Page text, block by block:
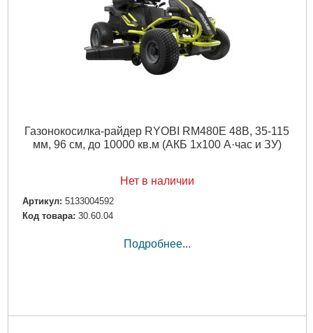
Газонокосилка-райдер RYOBI RM480E 48В, 35-115
мм, 96 см, до 10000 кв.м (АКБ 1х100 А·час и ЗУ)
Нет в наличии
Артикул: 5133004592
Код товара: 30.60.04
Подробнее...